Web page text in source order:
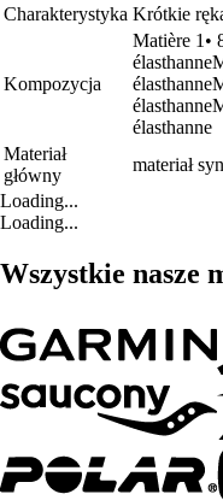
Charakterystyka Krótkie
Kompozycja
Matière 1•
élasthanne
Materiał
główny
materiał
Loading...
Loading...
Wszystkie nasze